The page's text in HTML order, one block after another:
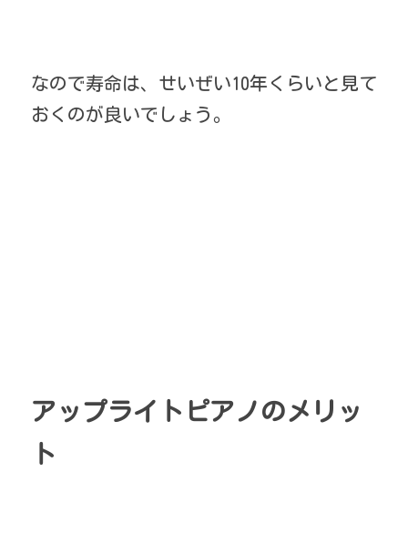
なので寿命は、せいぜい10年くらいと見て
おくのが良いでしょう。
アップライトピアノのメリッ
ト